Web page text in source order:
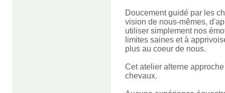
Doucement guidé par les
vision de nous-mêmes,
utiliser simplement nos
limites saines et à
plus au coeur de nous.
Cet atelier alterne
chevaux.